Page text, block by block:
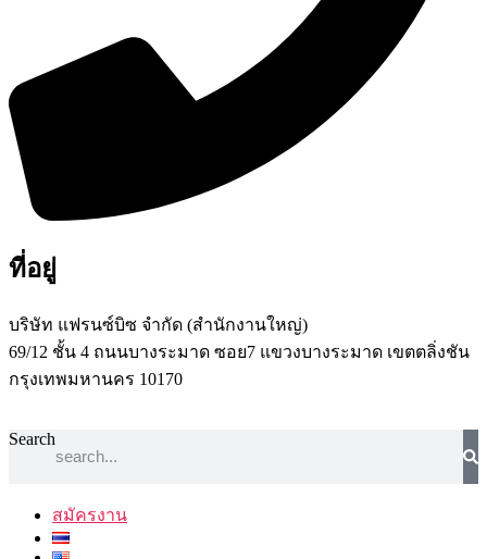
ที่อยู่
บริษัท แฟรนซ์บิซ จํากัด (สํานักงานใหญ่)
69/12 ชั้น 4 ถนนบางระมาด ซอย7 แขวงบางระมาด เขตตลิ่งชัน
กรุงเทพมหานคร 10170
Search
สมัครงาน